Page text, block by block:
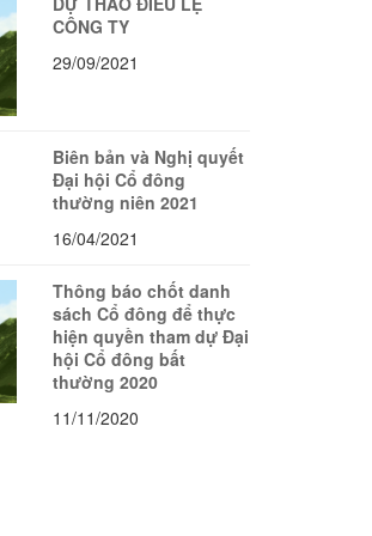
CÔNG TY
29/09/2021
Biên bản và Nghị quyết
Đại hội Cổ đông
thường niên 2021
16/04/2021
Thông báo chốt danh
sách Cổ đông để thực
hiện quyền tham dự Đại
hội Cổ đông bất
thường 2020
11/11/2020